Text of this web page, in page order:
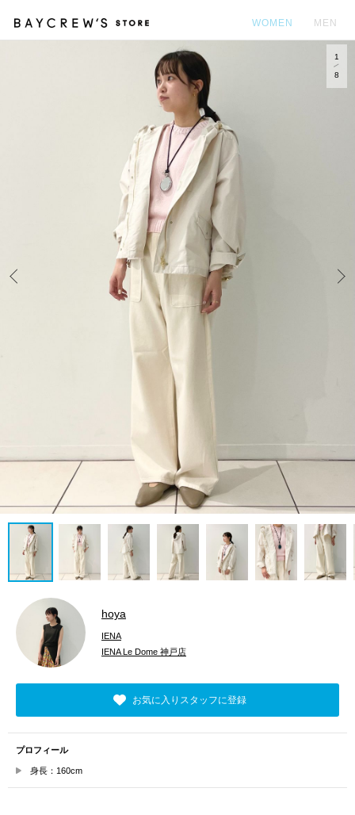
WOMEN MEN
1
8
hoya
IENA
IENA Le Dome 神戸店
お気に入りスタッフに登録
プロフィール
身長：160cm